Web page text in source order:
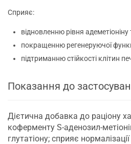
Сприяє:
відновленню рівня адеметіоніну
покращенню регенеруючої
підтриманню стійкості клітин
Показання до
Дієтична добавка до раціону
коферменту Ѕ-аденозил-
глутатіону; сприяє